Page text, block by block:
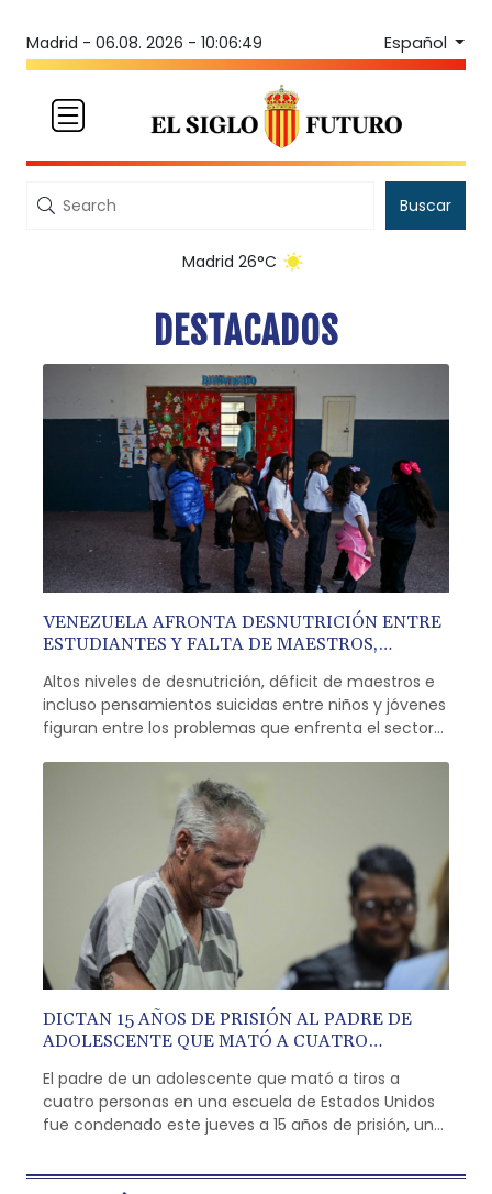
Madrid - 06.08. 2026 - 10:06:51 Español
Buscar
Madrid 26°C
DESTACADOS
VENEZUELA AFRONTA DESNUTRICIÓN ENTRE
ESTUDIANTES Y FALTA DE MAESTROS,
Altos niveles de desnutrición, déficit de maestros e
incluso pensamientos suicidas entre niños y jóvenes
figuran entre los problemas que enfrenta el sector
profunda crisis económica de años recientes,
denunció el martes la ONG FundaRedes.
DICTAN 15 AÑOS DE PRISIÓN AL PADRE DE
ADOLESCENTE QUE MATÓ A CUATRO
El padre de un adolescente que mató a tiros a
cuatro personas en una escuela de Estados Unidos
fue condenado este jueves a 15 años de prisión, un
culpable por un ataque perpetrado por su hijo.